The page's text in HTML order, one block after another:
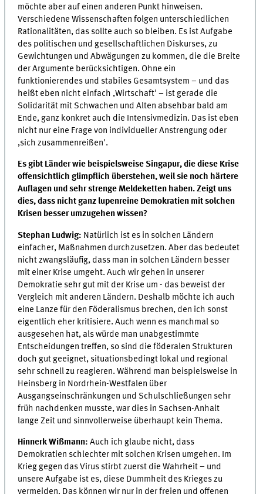
möchte aber auf einen anderen Punkt hinweisen.
Verschiedene Wissenschaften folgen unterschiedlichen
Rationalitäten, das sollte auch so bleiben. Es ist Aufgabe
des politischen und gesellschaftlichen Diskurses, zu
Gewichtungen und Abwägungen zu kommen, die die Breite
der Argumente berücksichtigen. Ohne ein
funktionierendes und stabiles Gesamtsystem – und das
heißt eben nicht einfach ,Wirtschaft' – ist gerade die
Solidarität mit Schwachen und Alten absehbar bald am
Ende, ganz konkret auch die Intensivmedizin. Das ist eben
nicht nur eine Frage von individueller Anstrengung oder
,sich zusammenreißen'.
Es gibt Länder wie beispielsweise Singapur, die diese Krise
offensichtlich glimpflich überstehen, weil sie noch härtere
Auflagen und sehr strenge Meldeketten haben. Zeigt uns
dies, dass nicht ganz lupenreine Demokratien mit solchen
Krisen besser umzugehen wissen?
Stephan Ludwig: Natürlich ist es in solchen Ländern
einfacher, Maßnahmen durchzusetzen. Aber das bedeutet
nicht zwangsläufig, dass man in solchen Ländern besser
mit einer Krise umgeht. Auch wir gehen in unserer
Demokratie sehr gut mit der Krise um - das beweist der
Vergleich mit anderen Ländern. Deshalb möchte ich auch
eine Lanze für den Föderalismus brechen, den ich sonst
eigentlich eher kritisiere. Auch wenn es manchmal so
ausgesehen hat, als würde man unabgestimmte
Entscheidungen treffen, so sind die föderalen Strukturen
doch gut geeignet, situationsbedingt lokal und regional
sehr schnell zu reagieren. Während man beispielsweise in
Heinsberg in Nordrhein-Westfalen über
Ausgangseinschränkungen und Schulschließungen sehr
früh nachdenken musste, war dies in Sachsen-Anhalt
lange Zeit und sinnvollerweise überhaupt kein Thema.
Hinnerk Wißmann:Auch ich glaube nicht, dass
Demokratien schlechter mit solchen Krisen umgehen. Im
Krieg gegen das Virus stirbt zuerst die Wahrheit – und
unsere Aufgabe ist es, diese Dummheit des Krieges zu
vermeiden. Das können wir nur in der freien und offenen